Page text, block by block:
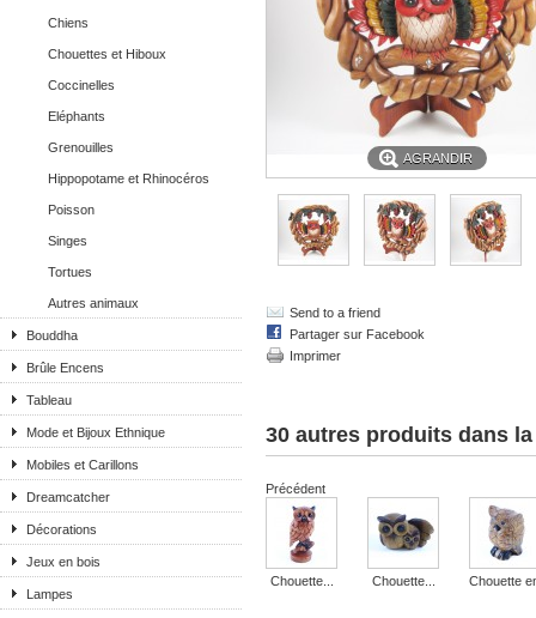
Chiens
Chouettes et Hiboux
Coccinelles
Eléphants
Grenouilles
Hippopotame et Rhinocéros
Poisson
Singes
Tortues
Autres animaux
Bouddha
Brûle Encens
Tableau
Mode et Bijoux Ethnique
Mobiles et Carillons
Dreamcatcher
Décorations
Jeux en bois
Lampes
AGRANDIR
Send to a friend
Partager sur Facebook
Imprimer
30 autres produits dans
Précédent
Chouette... Chouette... Chouette